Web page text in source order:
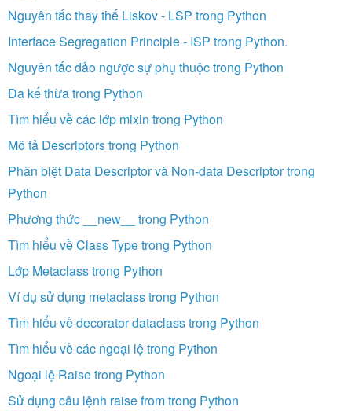
Nguyên tắc thay thế Liskov - LSP trong Python
Interface Segregation Principle - ISP trong Python.
Nguyên tắc đảo ngược sự phụ thuộc trong Python
Đa kế thừa trong Python
Tìm hiểu về các lớp mixin trong Python
Mô tả Descriptors trong Python
Phân biệt Data Descriptor và Non-data Descriptor trong
Python
Phương thức __new__ trong Python
Tìm hiểu về Class Type trong Python
Lớp Metaclass trong Python
Ví dụ sử dụng metaclass trong Python
Tìm hiểu về decorator dataclass trong Python
Tìm hiểu về các ngoại lệ trong Python
Ngoại lệ Raise trong Python
Sử dụng câu lệnh raise from trong Python